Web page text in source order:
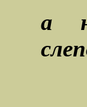
а